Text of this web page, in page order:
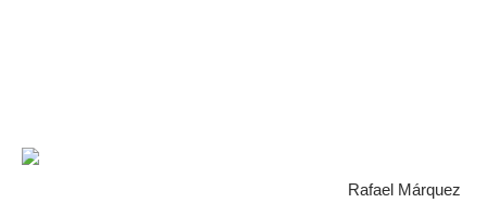
Rafael Márquez